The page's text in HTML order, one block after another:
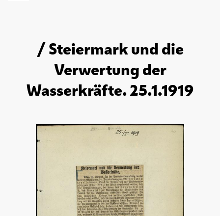
/ Steiermark und die
Verwertung der
Wasserkräfte. 25.1.1919